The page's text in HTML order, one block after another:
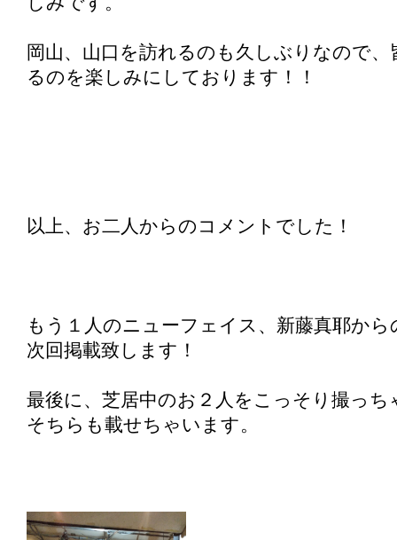
岡山、山口を訪れるのも久しぶりなので
るのを楽しみにしております！！
以上、お二人からのコメントでした！
もう１人のニューフェイス、新藤真耶か
次回掲載致します！
最後に、芝居中のお２人をこっそり撮っ
そちらも載せちゃいます。